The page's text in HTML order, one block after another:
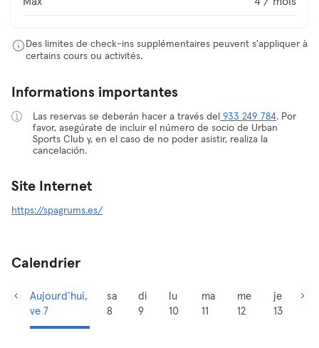
Des limites de check-ins supplémentaires peuvent s'appliquer à
certains cours ou activités.
Informations importantes
Las reservas se deberán hacer a través del 933 249 784. Por
favor, asegúrate de incluir el número de socio de Urban
Sports Club y, en el caso de no poder asistir, realiza la
cancelación.
Site Internet
https://spagrums.es/
Calendrier
Aujourd’hui,
ve 7
sa
8
di
9
lu
10
ma
11
me
12
je
13